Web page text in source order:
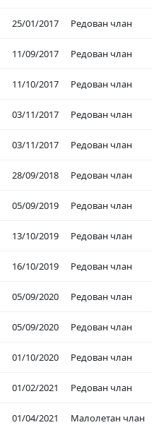
25/01/2017 Редован члан
11/09/2017 Редован члан
11/10/2017 Редован члан
03/11/2017 Редован члан
03/11/2017 Редован члан
28/09/2018 Редован члан
05/09/2019 Редован члан
13/10/2019 Редован члан
16/10/2019 Редован члан
05/09/2020 Редован члан
05/09/2020 Редован члан
01/10/2020 Редован члан
01/02/2021 Редован члан
01/04/2021 Малолетан члан